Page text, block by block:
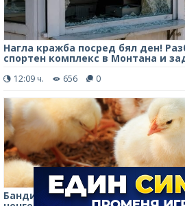
Нагла кражба посред бял ден!
спортен комплекс в Монтана и
12:09 ч. 656 0
Бандит открадна пилетата на